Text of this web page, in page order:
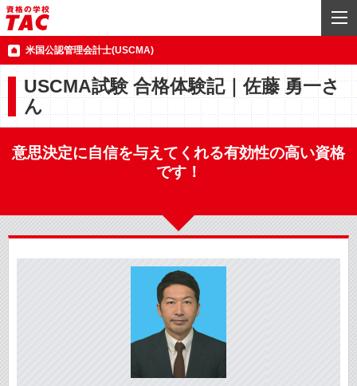
米国公認管理会計士(USCMA)
USCMA試験 合格体験記｜佐藤 勇一さ
ん
意思決定に自信を与えてくれる有効性の高い資格
です！